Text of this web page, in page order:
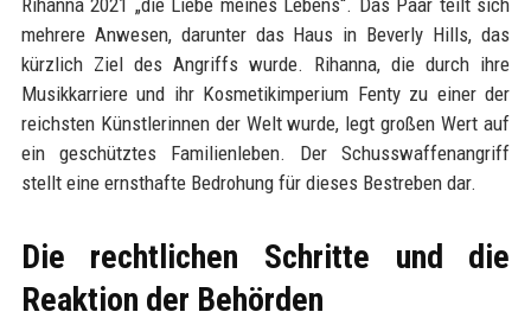
Rihanna 2021 „die Liebe meines Lebens“. Das Paar teilt sich
mehrere Anwesen, darunter das Haus in Beverly Hills, das
kürzlich Ziel des Angriffs wurde. Rihanna, die durch ihre
Musikkarriere und ihr Kosmetikimperium Fenty zu einer der
reichsten Künstlerinnen der Welt wurde, legt großen Wert auf
ein geschütztes Familienleben. Der Schusswaffenangriff
stellt eine ernsthafte Bedrohung für dieses Bestreben dar.
Die rechtlichen Schritte und die
Reaktion der Behörden